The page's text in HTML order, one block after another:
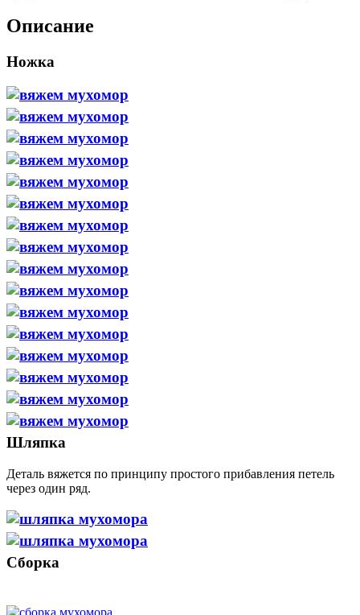
Описание
Ножка
Шляпка
Деталь вяжется по принципу простого прибавления петель
через один ряд.
Сборка